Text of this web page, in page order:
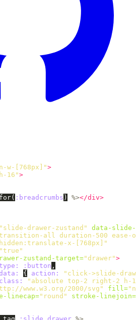
w-[768px]">
16">
( :breadcrumbs ) %></div>
"slide-drawer-zustand"
data-slide-
all duration-500
x-[768px]"
"true"
zustand-target="drawer">
type: :button ,
{ action:
"click->slide-
class:
"absolute top-2 right-2 h-
www.w3.org/2000/svg" fill=
linecap="round"
stroke-linejoin=